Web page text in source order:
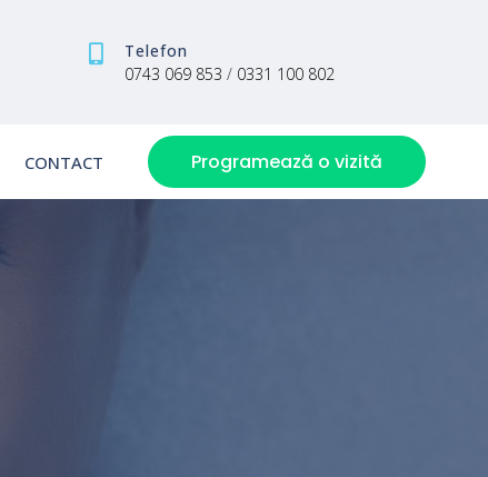

Telefon
0743 069 853 / 0331 100 802
CONTACT Programează o vizită